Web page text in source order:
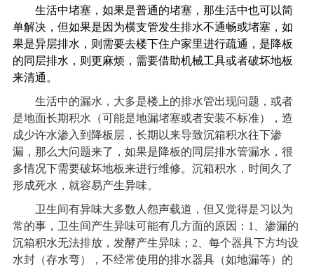
生活中堵塞，如果是普通的堵塞，那生活中也可以简
单解决，但如果是因为横支管发生排水不通畅或堵塞，如
果是异层排水，则需要去楼下住户家里进行疏通，是降板
的同层排水，则更麻烦，需要借助机械工具或者破坏地板
来清通。
生活中的漏水，大多是楼上的排水管出现问题，或者
是地面长期积水（可能是地漏堵塞或者安装不标准），造
成少许水渗入到降板层，长期以来导致沉箱积水往下渗
漏，那么大问题来了，如果是降板的同层排水管漏水，很
多情况下需要破坏地板来进行维修。沉箱积水，时间久了
形成死水，就容易产生异味。
卫生间有异味大多数人怨声载道，但又觉得是习以为
常的事，卫生间产生异味可能有几方面的原因：1、渗漏的
沉箱积水无法排放，发酵产生异味；2、每个器具下方均设
水封（存水弯），不经常使用的排水器具（如地漏等）的